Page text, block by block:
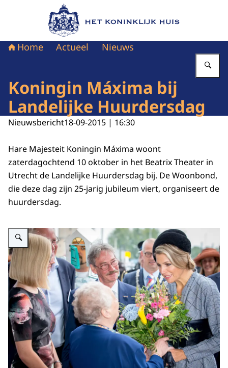
Naar de homepage van Het Koninklijk Huis
Home Actueel Nieuws
Koningin Máxima bij
Landelijke Huurdersdag
Nieuwsbericht18-09-2015 | 16:30
Hare Majesteit Koningin Máxima woont
zaterdagochtend 10 oktober in het Beatrix Theater in
Utrecht de Landelijke Huurdersdag bij. De Woonbond,
die deze dag zijn 25-jarig jubileum viert, organiseert de
huurdersdag.
Vergroot afbeelding Koningin Máxima bij Landelijke Huurdersdag